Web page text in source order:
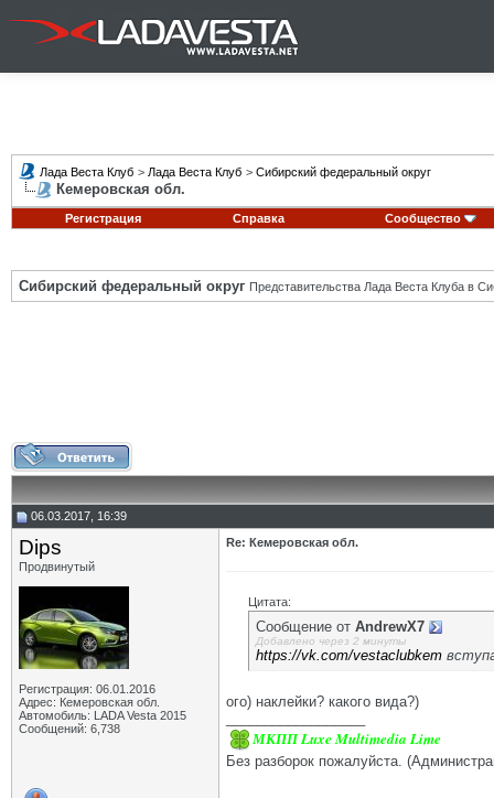
Лада Веста Клуб > Лада Веста Клуб > Сибирский федеральный округ
Кемеровская обл.
Регистрация Справка Сообщество
Сибирский федеральный округ Представительства Лада Веста Клуба в
06.03.2017, 16:39
Dips
Продвинутый
Регистрация: 06.01.2016
Адрес: Кемеровская обл.
Автомобиль: LADA Vesta 2015
Сообщений: 6,738
Re: Кемеровская обл.
Цитата:
Сообщение от AndrewX7
Добавлено через 2 минуты
https://vk.com/vestaclubkem
ого) наклейки? какого вида?)
МКПП Luxe Multimedia Lime
Без разборок пожалуйста.